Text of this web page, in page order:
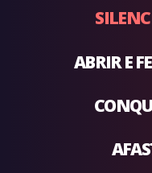
ABRIR E